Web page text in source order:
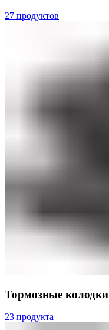
27 продуктов
Тормозные колодки
23 продукта